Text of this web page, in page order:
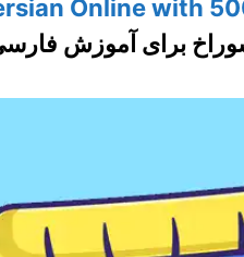
Online with
برای آموزش